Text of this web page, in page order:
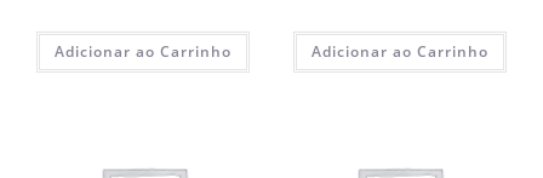
Adicionar ao Carrinho Adicionar ao Carrinho